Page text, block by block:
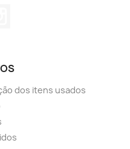
dos itens usados